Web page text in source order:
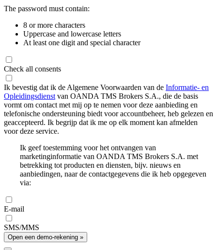
The password must contain:
8 or more characters
Uppercase and lowercase letters
At least one digit and special character
Check all consents
Ik bevestig dat ik de Algemene Voorwaarden van de Informatie- en
Opleidingsdienst van OANDA TMS Brokers S.A., die de basis
vormt om contact met mij op te nemen voor deze aanbieding en
telefonische ondersteuning biedt voor accountbeheer, heb gelezen en
geaccepteerd. Ik begrijp dat ik me op elk moment kan afmelden
voor deze service.
Ik geef toestemming voor het ontvangen van
marketinginformatie van OANDA TMS Brokers S.A. met
betrekking tot producten en diensten, bijv. nieuws en
aanbiedingen, naar de contactgegevens die ik heb opgegeven
via:
E-mail
SMS/MMS
Open een demo-rekening »